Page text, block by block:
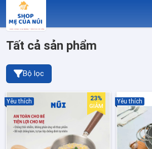
Tất cả sản phẩm
Bộ lọc
Yêu thích 23%
GIẢM
Yêu thích